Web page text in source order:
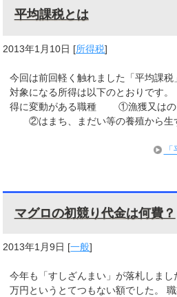
平均課税とは
2013年1月10日 [所得税]
今回は前回軽く触れました「平均課税
対象になる所得は以下のとおりです
得に変動がある職種 ①漁獲又はの
②はまち、まだい等の養殖から生
マグロの初競り代金は何費？
2013年1月9日 [一般]
今年も「すしざんまい」が落札しま
万円というとてつもない額でした。